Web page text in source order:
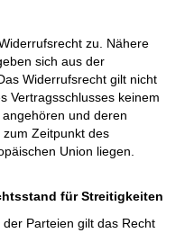
zu. Nähere
sich aus der
Widerrufsrecht gilt nicht
Vertragsschlusses keinem
und deren
Zeitpunkt des
Union liegen.
für Streitigkeiten
Parteien gilt das Recht